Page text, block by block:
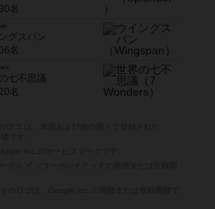
名
グスパン
名
七不思議
名